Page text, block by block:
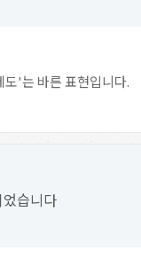
도'는 바른 표현입니다.
습니다